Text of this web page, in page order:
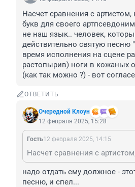
Насчет сравнения с
букв для своего
не наш язык.. человек,
действительно святую песню
время исполнения на сцене
растопырив) ноги в кожаных
(как так можно ?) - вот
ОТВЕТИТЬ
Очередной Клоун
12 февраля 2025, 15:28
Гость12 февраля 2025, 14:15
надо отдать ему должное -
песню, и спел...